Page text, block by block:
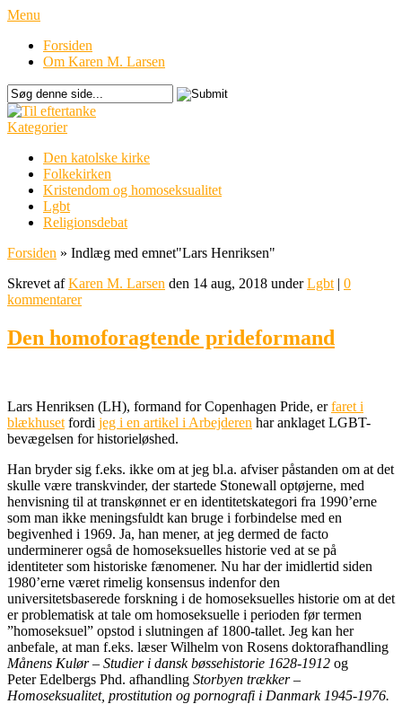
Menu
Forsiden
Om Karen M. Larsen
Kategorier
Den katolske kirke
Folkekirken
Kristendom og homoseksualitet
Lgbt
Religionsdebat
Forsiden » Indlæg med emnet"Lars Henriksen"
Skrevet afKaren M. Larsen den 14 aug, 2018 underLgbt | 0
kommentarer
Den homoforagtende prideformand
Lars Henriksen (LH), formand for Copenhagen Pride, erfaret i
blækhuset fordi jeg i en artikel i Arbejderen har anklaget LGBT-
bevægelsen for historieløshed.
Han bryder sig f.eks. ikke om at jeg bl.a. afviser påstanden om at det
skulle være transkvinder, der startede Stonewall optøjerne, med
henvisning til at transkønnet er en identitetskategori fra 1990’erne
som man ikke meningsfuldt kan bruge i forbindelse med en
begivenhed i 1969. Ja, han mener, at jeg dermed de facto
underminerer også de homoseksuelles historie ved at se på
identiteter som historiske fænomener. Nu har der imidlertid siden
1980’erne været rimelig konsensus indenfor den
universitetsbaserede forskning i de homoseksuelles historie om at det
er problematisk at tale om homoseksuelle i perioden før termen
”homoseksuel” opstod i slutningen af 1800-tallet. Jeg kan her
anbefale, at man f.eks. læser Wilhelm von Rosens doktorafhandling
Månens Kulør – Studier i dansk bøssehistorie 1628-1912 og
Peter Edelbergs Phd. afhandling Storbyen trækker –
Homoseksualitet, prostitution og pornografi i Danmark 1945-1976.